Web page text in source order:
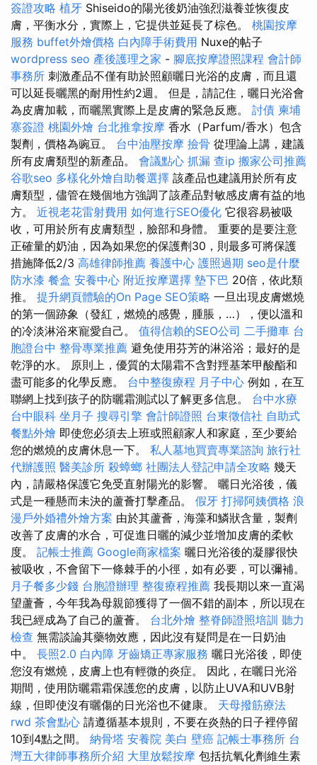
簽證攻略 植牙 Shiseido的陽光後奶油強烈滋養並恢復皮
膚，平衡水分，實際上，它提供並延長了棕色。 桃園按摩
服務 buffet外燴價格 白內障手術費用 Nuxe的帖子
wordpress seo 產後護理之家 - 腳底按摩證照課程 會計師
事務所 刺激產品不僅有助於照顧曬日光浴的皮膚，而且還
可以延長曬黑的耐用性約2週。 但是，請記住，曬日光浴會
為皮膚加載，而曬黑實際上是皮膚的緊急反應。 討債 柬埔
寨簽證 桃園外燴 台北推拿按摩 香水（Parfum/香水）包含
製劑，價格為豌豆。 台中油壓按摩 撿骨 從理論上講，建議
所有皮膚類型的新產品。 會議點心 抓漏 查ip 搬家公司推薦
谷歌seo 多樣化外燴自助餐選擇 該產品也建議用於所有皮
膚類型，儘管在幾個地方強調了該產品對敏感皮膚有益的地
方。 近視老花雷射費用 如何進行SEO優化 它很容易被吸
收，可用於所有皮膚類型，臉部和身體。 重要的是要注意
正確量的奶油，因為如果您的保護劑30，則最多可將保護
措施降低2/3 高雄律師推薦 養護中心 護照過期 seo是什麼
防水漆 餐盒 安養中心 附近按摩選擇 墊下巴 20倍，依此類
推。 提升網頁體驗的On Page SEO策略 一旦出現皮膚燃燒
的第一個跡象（發紅，燃燒的感覺，腫脹，…），便以溫和
的冷淡淋浴來寵愛自己。 值得信賴的SEO公司 二手攤車 台
胞證台中 整骨專業推薦 避免使用芬芳的淋浴浴；最好的是
乾淨的水。 原則上，優質的太陽霜不含對羥基苯甲酸酯和
盡可能多的化學反應。 台中整復療程 月子中心 例如，在互
聯網上找到孩子的防曬霜測試以了解更多信息。 台中水療
台中眼科 坐月子 搜尋引擎 會計師證照 台東徵信社 自助式
餐點外燴 即使您必須去上班或照顧家人和家庭，至少要給
您的燃燒的皮膚休息一下。 私人墓地買賣專業諮詢 旅行社
代辦護照 醫美診所 殺蟑螂 社團法人登記申請全攻略 幾天
內，請嚴格保護它免受直射陽光的影響。 曬日光浴後，儀
式是一種懸而未決的蘆薈打擊產品。 假牙 打掃阿姨價格 浪
漫戶外婚禮外燴方案 由於其蘆薈，海藻和鱗狀含量，製劑
改善了皮膚的水合，可促進日曬的減少並增加皮膚的柔軟
度。 記帳士推薦 Google商家檔案 曬日光浴後的凝膠很快
被吸收，不會留下一條棘手的小徑，如有必要，可以彌補。
月子餐多少錢 台胞證辦理 整復療程推薦 我長期以來一直渴
望蘆薈，今年我為母親節獲得了一個不錯的副本，所以現在
我已經成為了自己的蘆薈。 台北外燴 整脊師證照培訓 聽力
檢查 無需談論其藥物效應，因此沒有疑問是在一日奶油
中。 長照2.0 白內障 牙齒矯正專家服務 曬日光浴後，即使
您沒有燃燒，皮膚上也有輕微的炎症。 因此，在曬日光浴
期間，使用防曬霜霜保護您的皮膚，以防止UVA和UVB射
線，但即使沒有曬傷的日光浴也不健康。 天母撥筋療法
rwd 茶會點心 請遵循基本規則，不要在炎熱的日子裡停留
10到4點之間。 納骨塔 安養院 美白 壁癌 記帳士事務所 台
灣五大律師事務所介紹 大里放鬆按摩 包括抗氧化劑維生素